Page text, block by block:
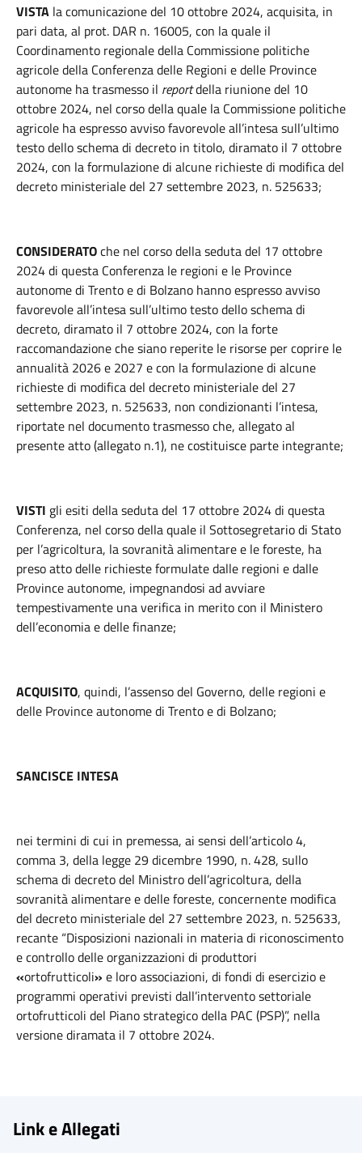
VISTA la comunicazione del 10 ottobre 2024, acquisita, in
pari data, al prot. DAR n. 16005, con la quale il
Coordinamento regionale della Commissione politiche
agricole della Conferenza delle Regioni e delle Province
autonome ha trasmesso il reportdella riunione del 10
ottobre 2024, nel corso della quale la Commissione politiche
agricole ha espresso avviso favorevole all’intesa sull’ultimo
testo dello schema di decreto in titolo, diramato il 7 ottobre
2024, con la formulazione di alcune richieste di modifica del
decreto ministeriale del 27 settembre 2023, n. 525633;
CONSIDERATOche nel corso della seduta del 17 ottobre
2024 di questa Conferenza le regioni e le Province
autonome di Trento e di Bolzano hanno espresso avviso
favorevole all’intesa sull’ultimo testo dello schema di
decreto, diramato il 7 ottobre 2024, con la forte
raccomandazione che siano reperite le risorse per coprire le
annualità 2026 e 2027 e con la formulazione di alcune
richieste di modifica del decreto ministeriale del 27
settembre 2023, n. 525633, non condizionanti l’intesa,
riportate nel documento trasmesso che, allegato al
presente atto (allegato n.1), ne costituisce parte integrante;
VISTI gli esiti della seduta del 17 ottobre 2024 di questa
Conferenza, nel corso della quale il Sottosegretario di Stato
per l’agricoltura, la sovranità alimentare e le foreste, ha
preso atto delle richieste formulate dalle regioni e dalle
Province autonome, impegnandosi ad avviare
tempestivamente una verifica in merito con il Ministero
dell’economia e delle finanze;
ACQUISITO, quindi, l’assenso del Governo, delle regioni e
delle Province autonome di Trento e di Bolzano;
SANCISCE INTESA
nei termini di cui in premessa, ai sensi dell’articolo 4,
comma 3, della legge 29 dicembre 1990, n. 428, sullo
schema di decreto del Ministro dell’agricoltura, della
sovranità alimentare e delle foreste, concernente modifica
del decreto ministeriale del 27 settembre 2023, n. 525633,
recante “Disposizioni nazionali in materia di riconoscimento
e controllo delle organizzazioni di produttori
«ortofrutticoli» e loro associazioni, di fondi di esercizio e
programmi operativi previsti dall’intervento settoriale
ortofrutticoli del Piano strategico della PAC (PSP)”, nella
versione diramata il 7 ottobre 2024.
Link e Allegati